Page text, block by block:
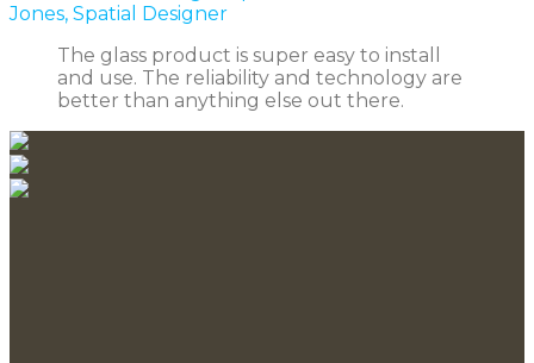
Jones, Spatial Designer
The glass product is super easy to install
and use. The reliability and technology are
better than anything else out there.